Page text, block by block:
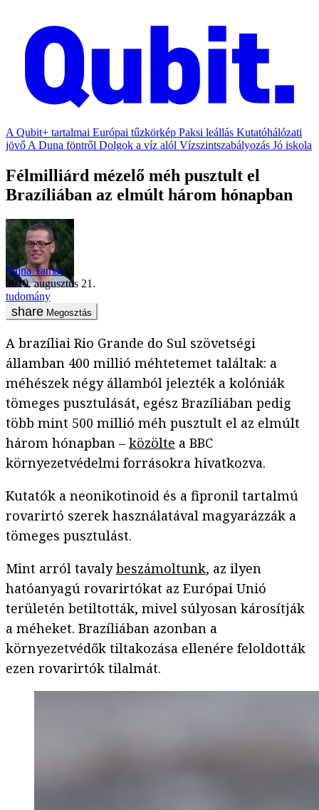
A Qubit+ tartalmai Európai tűzkörkép Paksi leállás Kutatóhálózati
jövő A Duna föntről Dolgok a víz alól Vízszintszabályozás Jó iskola
Félmilliárd mézelő méh pusztult el
Brazíliában az elmúlt három hónapban
Vajna Tamás
2019. augusztus 21.
tudomány
Megosztás
A brazíliai Rio Grande do Sul szövetségi
államban 400 millió méhtetemet találtak: a
méhészek négy államból jelezték a kolóniák
tömeges pusztulását, egész Brazíliában pedig
több mint 500 millió méh pusztult el az elmúlt
három hónapban – közölte a BBC
környezetvédelmi forrásokra hivatkozva.
Kutatók a neonikotinoid és a fipronil tartalmú
rovarirtó szerek használatával magyarázzák a
tömeges pusztulást.
Mint arról tavalybeszámoltunk, az ilyen
hatóanyagú rovarirtókat az Európai Unió
területén betiltották, mivel súlyosan károsítják
a méheket. Brazíliában azonban a
környezetvédők tiltakozása ellenére feloldották
ezen rovarirtók tilalmát.